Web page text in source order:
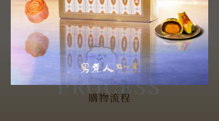
PROCESS
購物流程